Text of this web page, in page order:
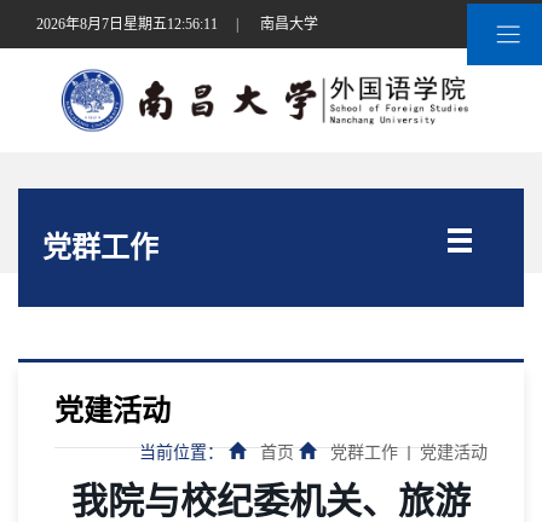
2026年8月7日星期五12:56:11 南昌大学
党群工作
党建活动
当前位置： 首页 党群工作 党建活动
我院与校纪委机关、旅游